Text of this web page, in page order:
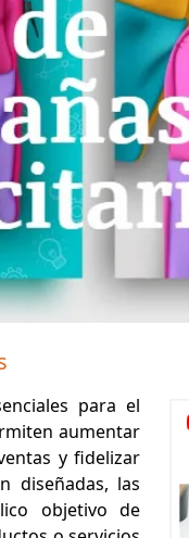
para el
aumentar
y fidelizar
diseñadas, las
objetivo de